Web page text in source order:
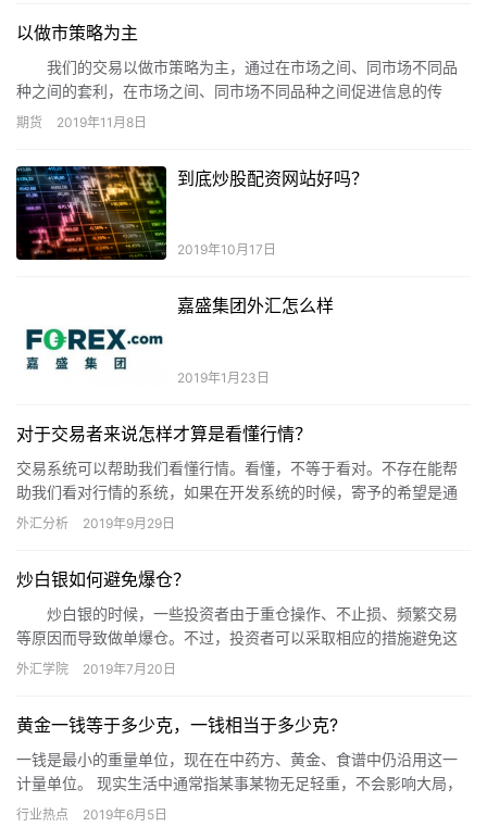
以做市策略为主
我们的交易以做市策略为主，通过在市场之间、同市场不同品
种之间的套利，在市场之间、同市场不同品种之间促进信息的传
递。我们的交易策略是可持续、有利于市场发展的策略。在交易的
易策略有益于市场发展，一方面，使市场的流动性得到支持，在做
市策略里，我们向市场上有交易需求的投资者提供了机会，使他们
可以以较低的成本完成自己所需的交易；另一方面，使市场有效性
得到提高，因为在交易中做市策略修正了错误的价格，使报价及时
反映真实价值。
期货 2019年11月8日
到底炒股配资网站好吗？
2019年10月17日
嘉盛集团外汇怎么样
2019年1月23日
对于交易者来说怎样才算是看懂行情？
交易系统可以帮助我们看懂行情。看懂，不等于看对。不存在能帮
助我们看对行情的系统，如果在开发系统的时候，寄予的希望是通
过它来看对（看准方向，照做就赚），在永远也开发不出理想的系
外汇分析 2019年9月29日
炒白银如何避免爆仓？
炒白银的时候，一些投资者由于重仓操作、不止损、频繁交易
等原因而导致做单爆仓。不过，投资者可以采取相应的措施避免这
种情况出现。那么，炒白银怎样才能做到不爆仓呢?
外汇学院 2019年7月20日
黄金一钱等于多少克，一钱相当于多少克?
一钱是最小的重量单位，现在在中药方、黄金、食谱中仍沿用这一
计量单位。 现实生活中通常指某事某物无足轻重，不会影响大局，
如：一钱不值。黄金一钱是指单位换算，可以用一钱换算黄金的克
行业热点 2019年6月5日